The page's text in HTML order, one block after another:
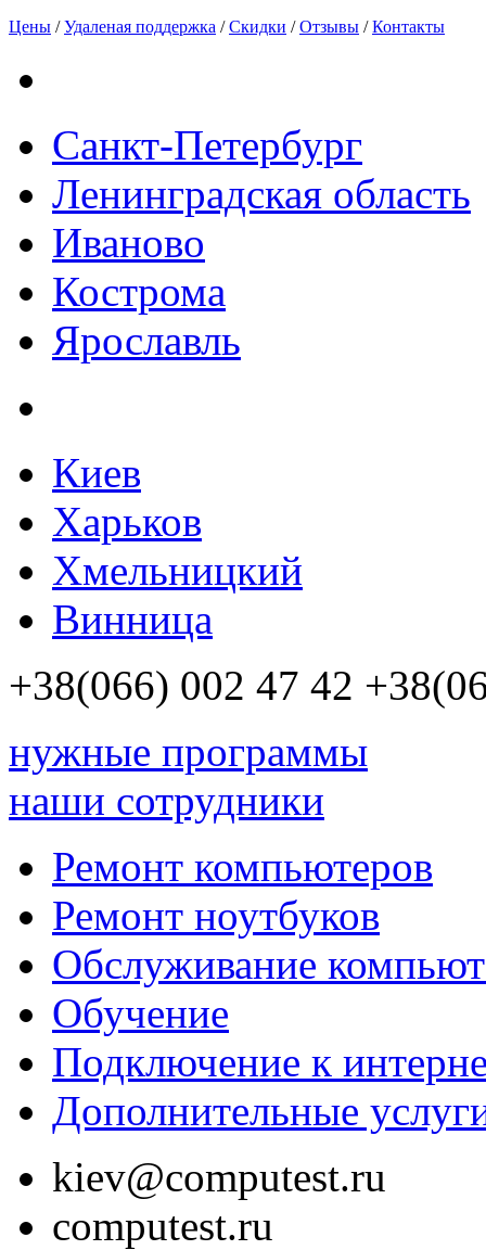
Цены /Удаленая поддержка /Скидки /Отзывы /Контакты
Санкт-Петербург
Ленинградская область
Иваново
Кострома
Ярославль
Киев
Харьков
Хмельницкий
Винница
+38(066) 002 47 42
нужные программы
наши сотрудники
Ремонт компьютеров
Ремонт ноутбуков
Обслуживание
Обучение
Подключение к
Дополнительные
kiev@computest.ru
computest.ru